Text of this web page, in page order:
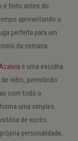
é feito antes do
aproveitando o
perfeita para um
da semana.
é uma escolha
vidro, permitindo
com todo o
uma simples
de vocês.
personalidade,